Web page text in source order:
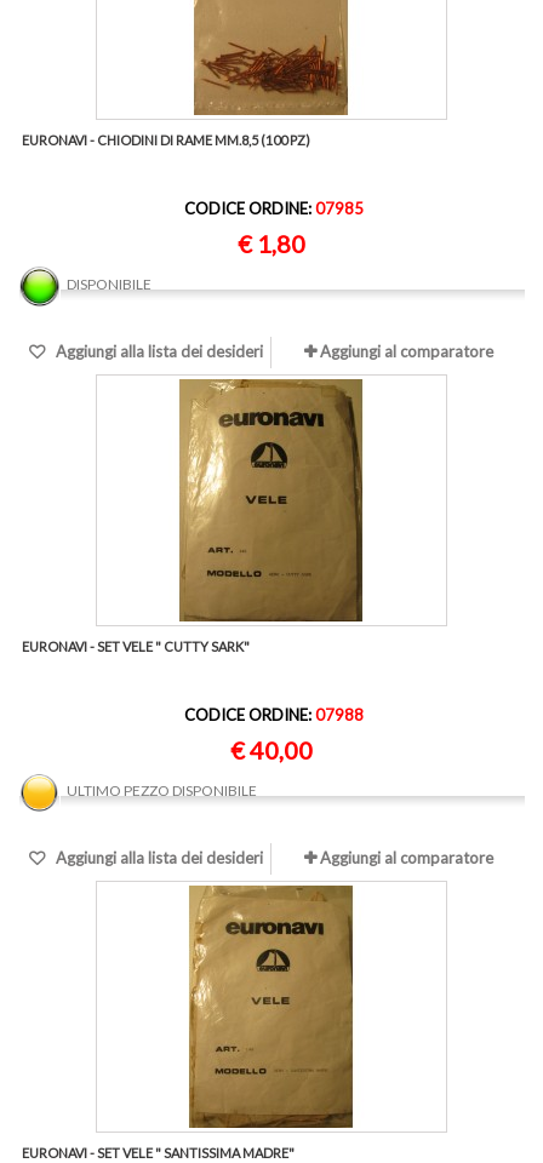
EURONAVI - CHIODINI DI RAME MM.8,5 (100 PZ)
CODICE ORDINE:07985
€ 1,80
DISPONIBILE
Aggiungi alla lista dei desideri Aggiungi al comparatore
EURONAVI - SET VELE " CUTTY SARK"
CODICE ORDINE:07988
€ 40,00
ULTIMO PEZZO DISPONIBILE
Aggiungi alla lista dei desideri Aggiungi al comparatore
EURONAVI - SET VELE " SANTISSIMA MADRE"